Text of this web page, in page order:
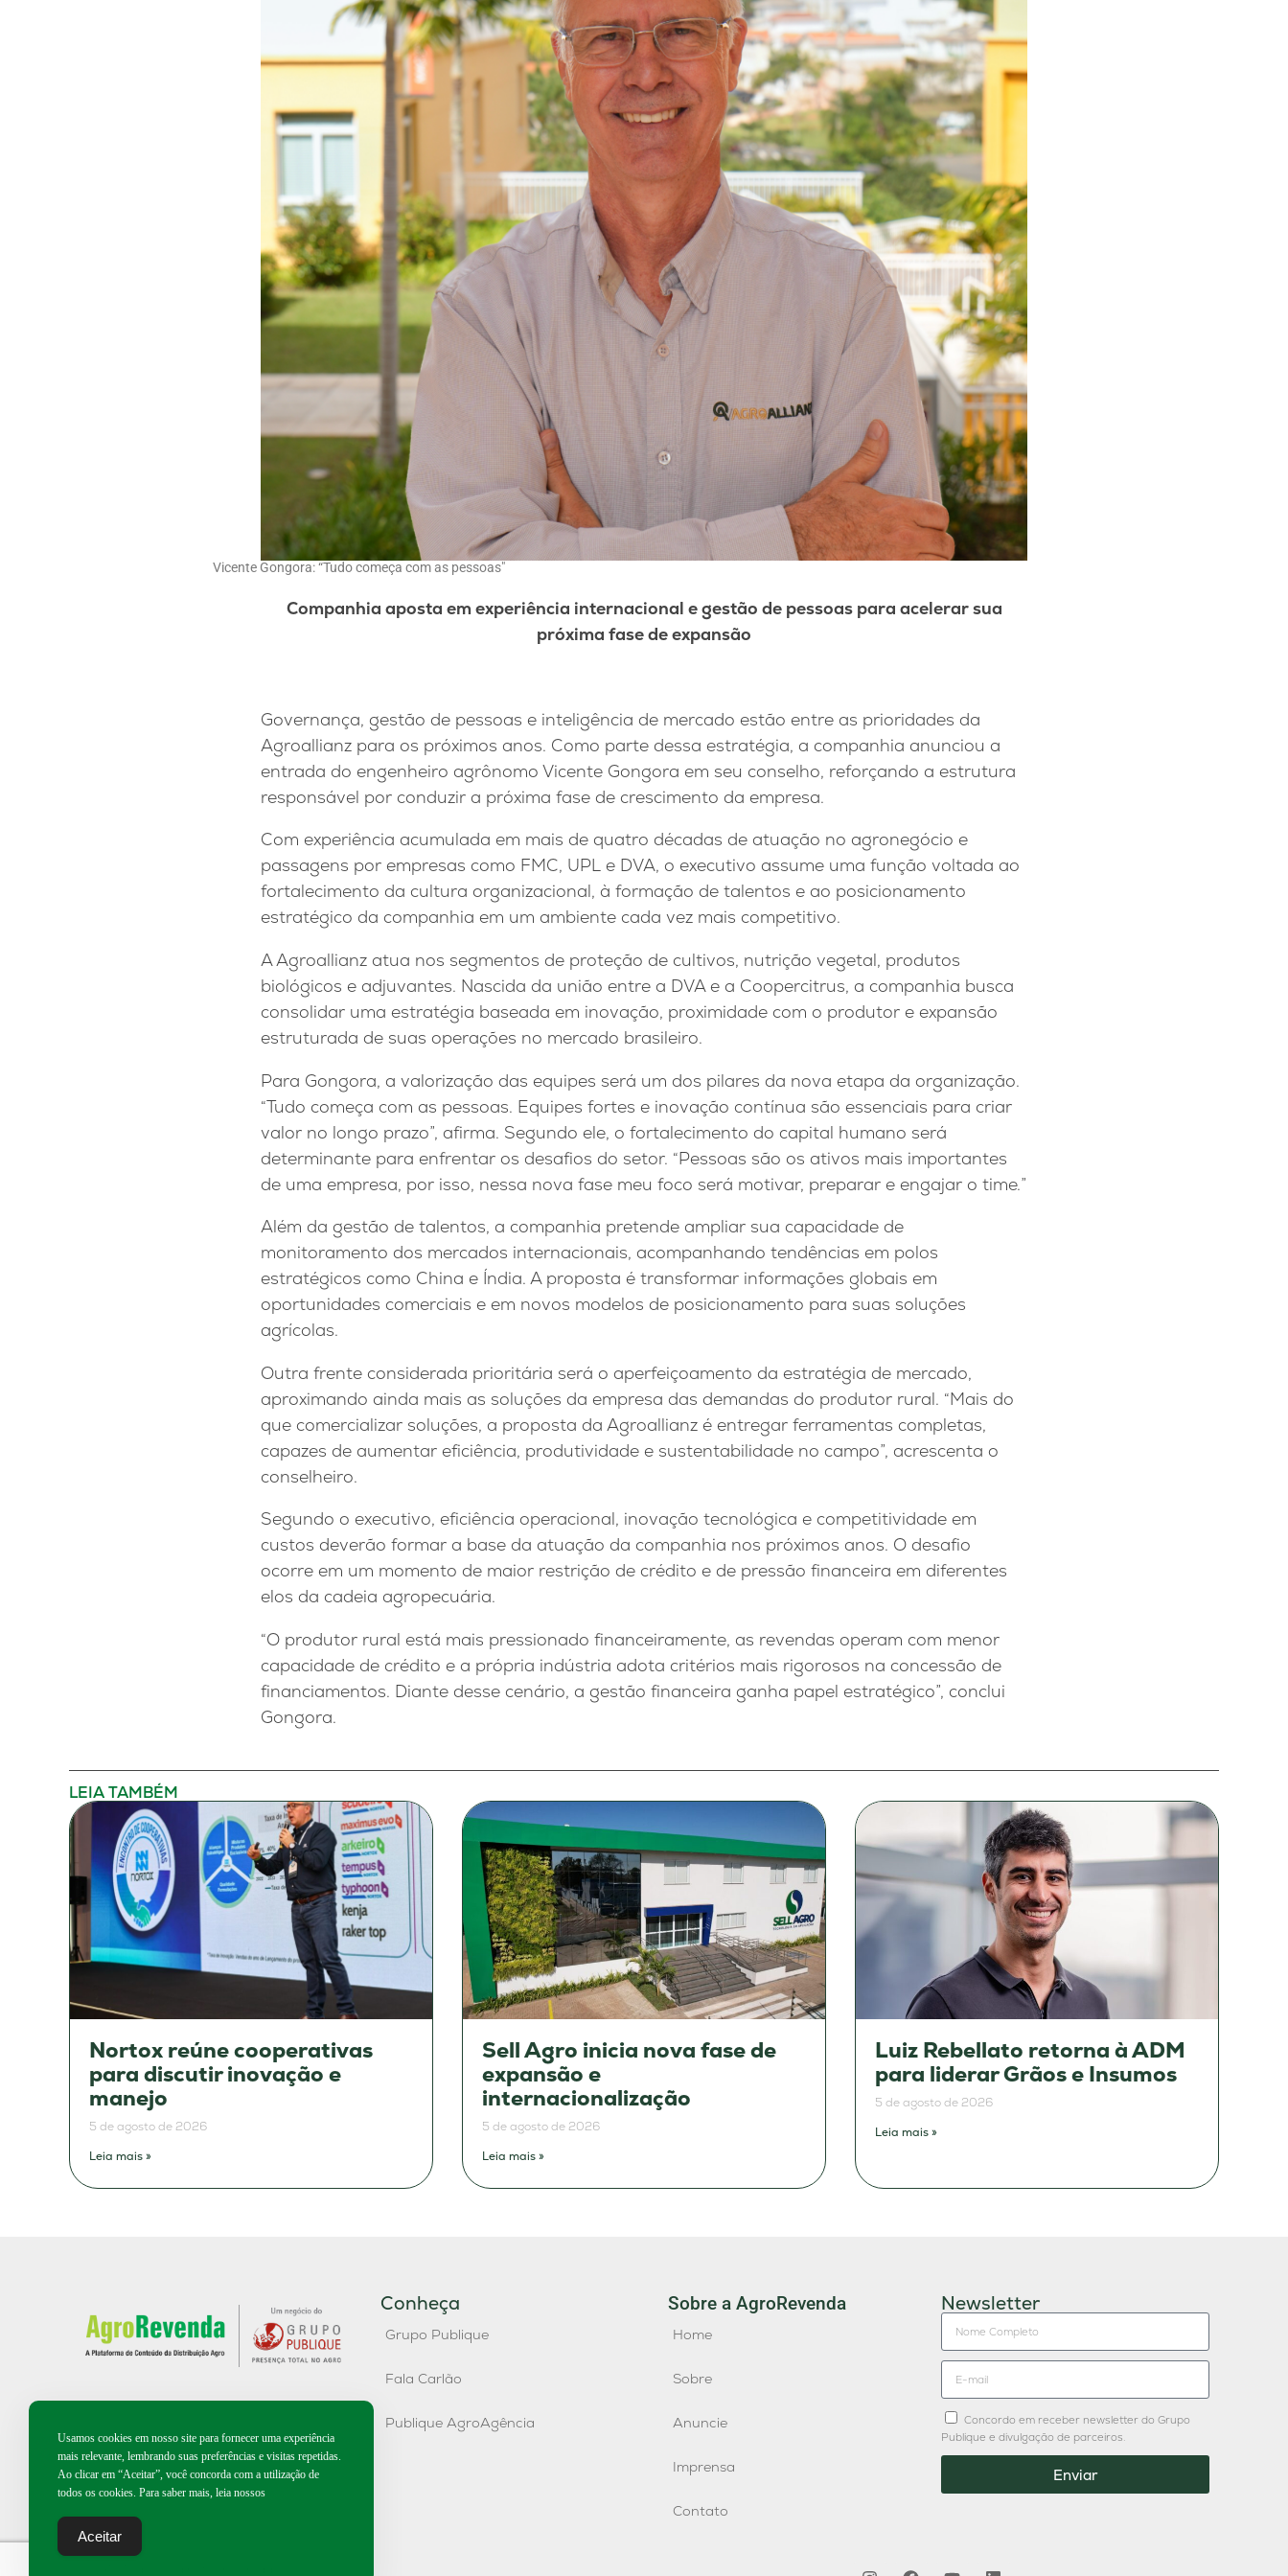
Vicente Gongora: “Tudo começa com as pessoas"
Companhia aposta em experiência internacional e gestão de pessoas para acelerar sua
próxima fase de expansão
Governança, gestão de pessoas e inteligência de mercado estão entre as prioridades da
Agroallianz para os próximos anos. Como parte dessa estratégia, a companhia anunciou a
entrada do engenheiro agrônomo Vicente Gongora em seu conselho, reforçando a estrutura
responsável por conduzir a próxima fase de crescimento da empresa.
Com experiência acumulada em mais de quatro décadas de atuação no agronegócio e
passagens por empresas como FMC, UPL e DVA, o executivo assume uma função voltada ao
fortalecimento da cultura organizacional, à formação de talentos e ao posicionamento
estratégico da companhia em um ambiente cada vez mais competitivo.
A Agroallianz atua nos segmentos de proteção de cultivos, nutrição vegetal, produtos
biológicos e adjuvantes. Nascida da união entre a DVA e a Coopercitrus, a companhia busca
consolidar uma estratégia baseada em inovação, proximidade com o produtor e expansão
estruturada de suas operações no mercado brasileiro.
Para Gongora, a valorização das equipes será um dos pilares da nova etapa da organização.
“Tudo começa com as pessoas. Equipes fortes e inovação contínua são essenciais para criar
valor no longo prazo”, afirma. Segundo ele, o fortalecimento do capital humano será
determinante para enfrentar os desafios do setor. “Pessoas são os ativos mais importantes
de uma empresa, por isso, nessa nova fase meu foco será motivar, preparar e engajar o time.”
Além da gestão de talentos, a companhia pretende ampliar sua capacidade de
monitoramento dos mercados internacionais, acompanhando tendências em polos
estratégicos como China e Índia. A proposta é transformar informações globais em
oportunidades comerciais e em novos modelos de posicionamento para suas soluções
agrícolas.
Outra frente considerada prioritária será o aperfeiçoamento da estratégia de mercado,
aproximando ainda mais as soluções da empresa das demandas do produtor rural. “Mais do
que comercializar soluções, a proposta da Agroallianz é entregar ferramentas completas,
capazes de aumentar eficiência, produtividade e sustentabilidade no campo”, acrescenta o
conselheiro.
Segundo o executivo, eficiência operacional, inovação tecnológica e competitividade em
custos deverão formar a base da atuação da companhia nos próximos anos. O desafio
ocorre em um momento de maior restrição de crédito e de pressão financeira em diferentes
elos da cadeia agropecuária.
“O produtor rural está mais pressionado financeiramente, as revendas operam com menor
capacidade de crédito e a própria indústria adota critérios mais rigorosos na concessão de
financiamentos. Diante desse cenário, a gestão financeira ganha papel estratégico”, conclui
Gongora.
LEIA TAMBÉM
Nortox reúne cooperativas
para discutir inovação e
manejo
5 de agosto de 2026
Leia mais »
Sell Agro inicia nova fase de
expansão e
internacionalização
5 de agosto de 2026
Leia mais »
Luiz Rebellato retorna à ADM
para liderar Grãos e Insumos
5 de agosto de 2026
Leia mais »
Conheça
Grupo Publique
Fala Carlão
Publique AgroAgência
Sobre a AgroRevenda
Home
Sobre
Anuncie
Imprensa
Contato
Newsletter
Concordo em receber newsletter do Grupo
Publique e divulgação de parceiros.
Enviar
Usamos cookies em nosso site para fornecer uma experiência
mais relevante, lembrando suas preferências e visitas repetidas.
Ao clicar em “Aceitar”, você concorda com a utilização de
todos os cookies. Para saber mais, leia nossos
Aceitar